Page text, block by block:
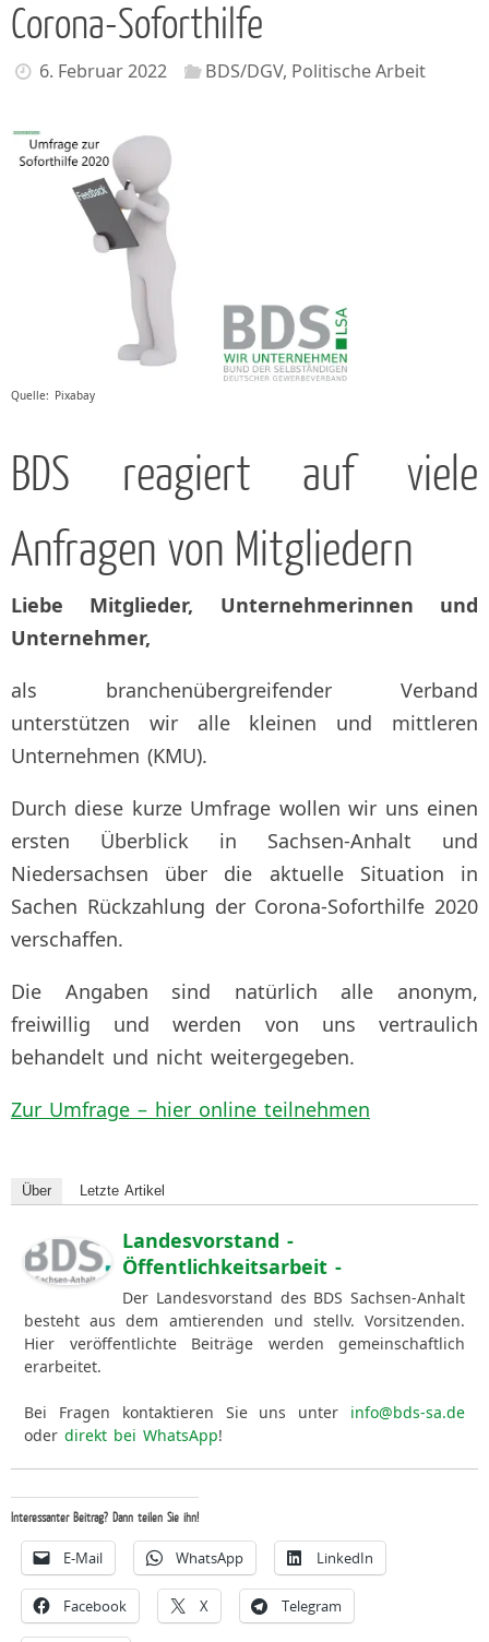
Corona-Soforthilfe
6. Februar 2022 BDS/DGV, Politische Arbeit
Quelle: Pixabay
BDS reagiert auf viele
Anfragen von Mitgliedern
Liebe Mitglieder, Unternehmerinnen und
Unternehmer,
als branchenübergreifender Verband
unterstützen wir alle kleinen und mittleren
Unternehmen (KMU).
Durch diese kurze Umfrage wollen wir uns einen
ersten Überblick in Sachsen-Anhalt und
Niedersachsen über die aktuelle Situation in
Sachen Rückzahlung der Corona-Soforthilfe 2020
verschaffen.
Die Angaben sind natürlich alle anonym,
freiwillig und werden von uns vertraulich
behandelt und nicht weitergegeben.
Zur Umfrage – hier online teilnehmen
Über Letzte Artikel
Landesvorstand -
Öffentlichkeitsarbeit -
Der Landesvorstand des BDS Sachsen-Anhalt
besteht aus dem amtierenden und stellv. Vorsitzenden.
Hier veröffentlichte Beiträge werden gemeinschaftlich
erarbeitet.
Bei Fragen kontaktieren Sie uns unter info@bds-sa.de
oder direkt bei WhatsApp!
Interessanter Beitrag? Dann teilen Sie ihn!
E-Mail WhatsApp LinkedIn
Facebook X Telegram